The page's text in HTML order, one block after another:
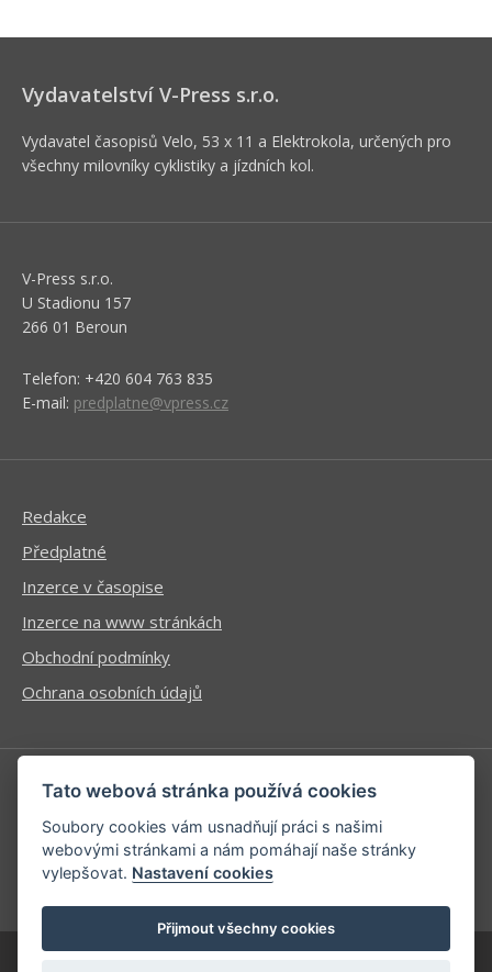
Vydavatelství V-Press s.r.o.
Vydavatel časopisů Velo, 53 x 11 a Elektrokola, určených pro
všechny milovníky cyklistiky a jízdních kol.
V-Press s.r.o.
U Stadionu 157
266 01 Beroun
Telefon: +420 604 763 835
E-mail: predplatne@vpress.cz
Redakce
Předplatné
Inzerce v časopise
Inzerce na www stránkách
Obchodní podmínky
Ochrana osobních údajů
Příhlášení | Registrace
Kontaktní informace
Mapa stránek
| developed byKinet
Tato webová stránka používá cookies
Soubory cookies vám usnadňují práci s našimi
webovými stránkami a nám pomáhají naše stránky
vylepšovat. Nastavení cookies
Přijmout všechny cookies